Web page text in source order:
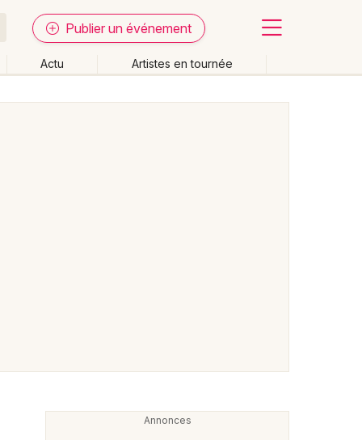
Publier un événement
Actu Artistes en tournée